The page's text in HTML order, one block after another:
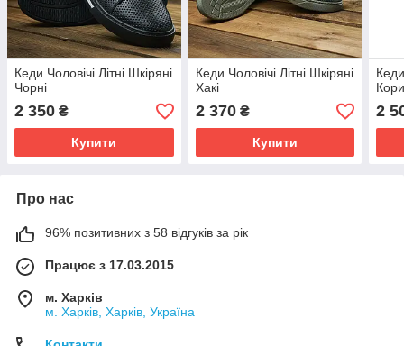
Кеди Чоловічі Літні Шкіряні
Чорні
2 350 ₴
Купити
Кеди Чоловічі Літні Шкіряні
Хакі
2 370₴
Купити
2
Про нас
96% позитивних з 58 відгуків за рік
Працює з 17.03.2015
м. Харків
м. Харків, Харків, Україна